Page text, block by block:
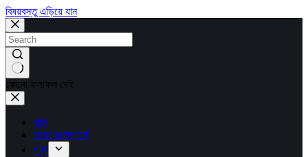
বিষয়বস্তু এড়িয়ে যান
কোনো ফলাফল নেই
বাড়ি
আমাদের সম্পর্কে
পণ্য